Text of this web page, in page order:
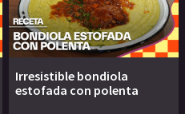
Irresistible bondiola
estofada con polenta